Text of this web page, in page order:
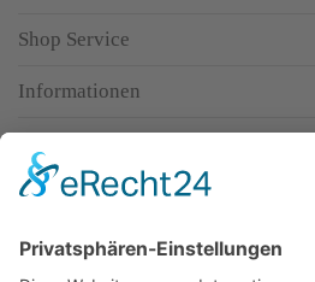
Shop Service
Informationen
Top-Anbieter
Spitzenqualität